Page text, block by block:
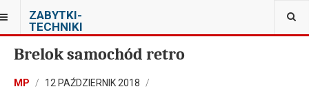
ZABYTKI-
TECHNIKI
JESTEŚ TUTAJ:
Brelok samochód retro
MP 12 PAŹDZIERNIK 2018